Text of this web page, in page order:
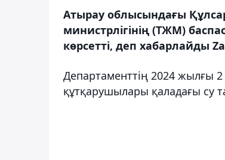
Атырау облысындағы
министрлігінің (ТЖМ)
көрсетті, деп хабарлайды
Департаменттің 2024 жылғы
құтқарушылары қаладағы су